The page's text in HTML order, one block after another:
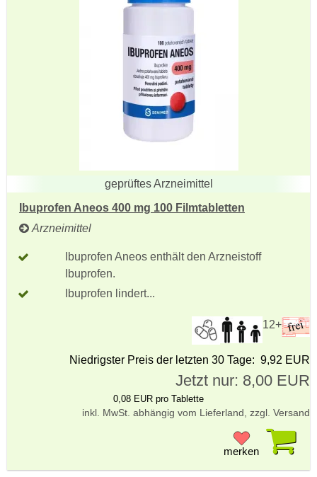
geprüftes Arzneimittel
Ibuprofen Aneos 400 mg 100 Filmtabletten
Arzneimittel
Ibuprofen Aneos enthält den Arzneistoff
Ibuprofen.
Ibuprofen lindert...
12+
Niedrigster Preis der letzten 30 Tage: 9,92 EUR
Jetzt nur: 8,00 EUR
0,08 EUR pro Tablette
inkl. MwSt. abhängig vom Lieferland, zzgl. Versand
merken